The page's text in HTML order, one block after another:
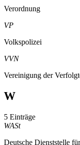
Verordnung
VP
Volkspolizei
VVN
Vereinigung der
W
5 Einträge
WASt
Deutsche Dienststelle